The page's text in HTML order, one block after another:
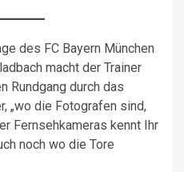
des FC Bayern München
macht der Trainer
Rundgang durch das
„wo die Fotografen sind,
Fernsehkameras kennt Ihr
noch wo die Tore